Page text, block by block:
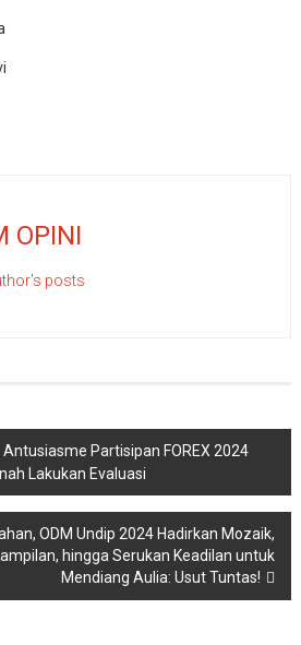
OPINI
posts
Antusiasme Partisipan FOREX 2024
Lakukan Evaluasi
ODM Undip 2024 Hadirkan Mozaik,
hingga Serukan Keadilan untuk
Mendiang Aulia: Usut Tuntas!